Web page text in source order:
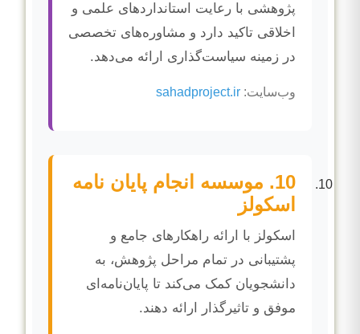
پژوهشی با رعایت استانداردهای علمی و
اخلاقی تاکید دارد و مشاوره‌های تخصصی
در زمینه سیاست‌گذاری ارائه می‌دهد.
وب‌سایت: sahadproject.ir
10. موسسه انجام پایان نامه
اسکولز
اسکولز با ارائه راهکارهای جامع و
پشتیبانی در تمام مراحل پژوهش، به
دانشجویان کمک می‌کند تا پایان‌نامه‌ای
موفق و تاثیرگذار ارائه دهند.